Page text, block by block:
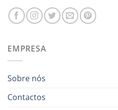
EMPRESA
Sobre nós
Contactos